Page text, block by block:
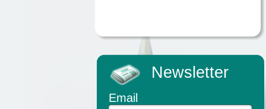
Newsletter
Email